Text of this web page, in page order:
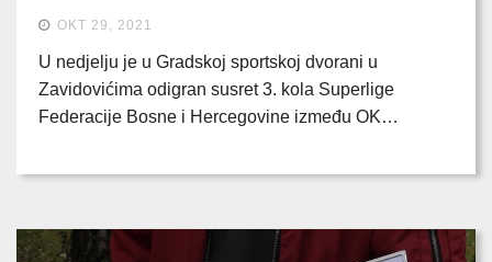
OKT 29, 2021
U nedjelju je u Gradskoj sportskoj dvorani u
Zavidovićima odigran susret 3. kola Superlige
Federacije Bosne i Hercegovine između OK…